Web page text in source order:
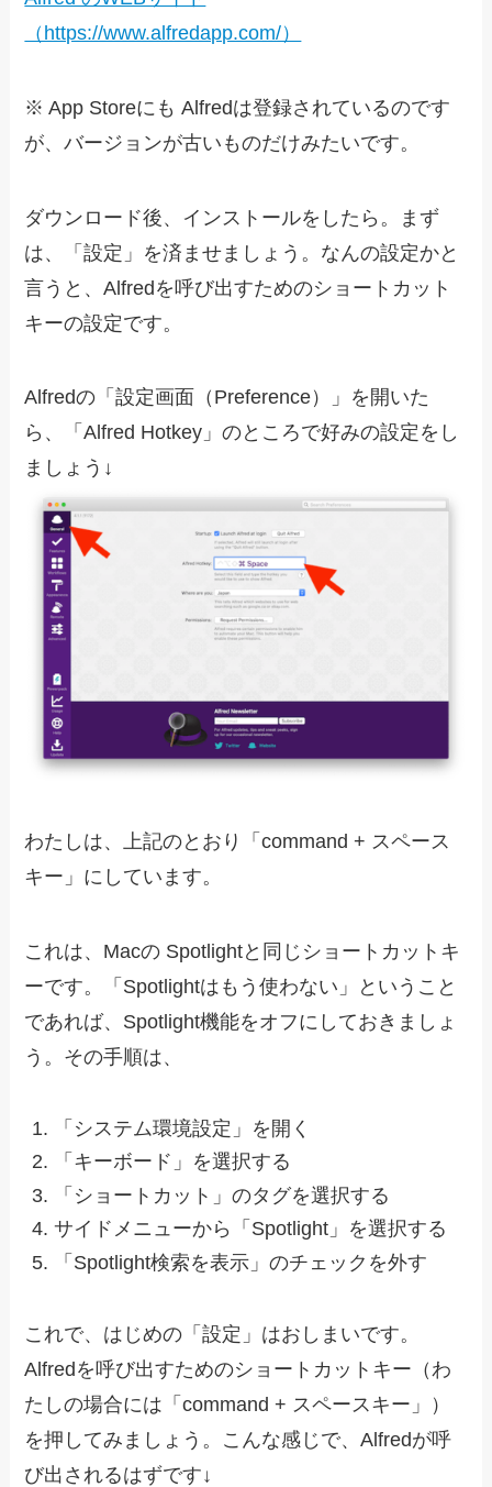
（https://www.alfredapp.com/）
※ App Storeにも Alfredは登録されているのです
が、バージョンが古いものだけみたいです。
ダウンロード後、インストールをしたら。まず
は、「設定」を済ませましょう。なんの設定かと
言うと、Alfredを呼び出すためのショートカット
キーの設定です。
Alfredの「設定画面（Preference）」を開いた
ら、「Alfred Hotkey」のところで好みの設定をし
ましょう↓
わたしは、上記のとおり「command + スペース
キー」にしています。
これは、Macの Spotlightと同じショートカットキ
ーです。「Spotlightはもう使わない」ということ
であれば、Spotlight機能をオフにしておきましょ
う。その手順は、
「システム環境設定」を開く
「キーボード」を選択する
「ショートカット」のタグを選択する
サイドメニューから「Spotlight」を選択する
「Spotlight検索を表示」のチェックを外す
これで、はじめの「設定」はおしまいです。
Alfredを呼び出すためのショートカットキー（わ
たしの場合には「command + スペースキー」）
を押してみましょう。こんな感じで、Alfredが呼
び出されるはずです↓